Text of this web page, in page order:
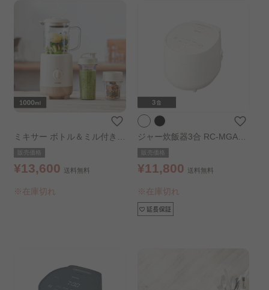
ミキサー ボトル＆ミル付き
アイボリー
販売価格
¥13,600 送料無料
※在庫切れ
ジャー炊飯器3合 RC-MGA30
-W ホワイト
販売価格
¥11,800 送料無料
※在庫切れ